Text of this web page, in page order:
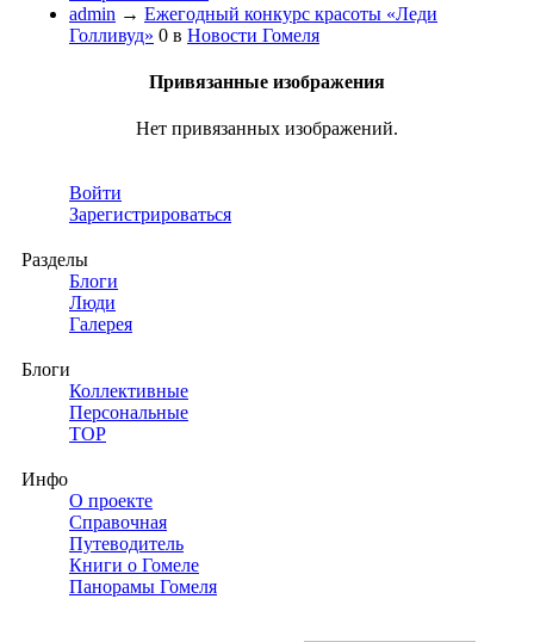
admin → Ежегодный конкурс красоты «Леди
Голливуд» 0 в Новости Гомеля
Привязанные изображения
Нет привязанных изображений.
Войти
Зарегистрироваться
Разделы
Блоги
Люди
Галерея
Блоги
Коллективные
Персональные
TOP
Инфо
О проекте
Справочная
Путеводитель
Книги о Гомеле
Панорамы Гомеля